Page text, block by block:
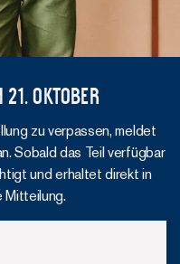
Oktober
zu verpassen, meldet
Sobald das Teil verfügbar
und erhaltet direkt in
Mitteilung.